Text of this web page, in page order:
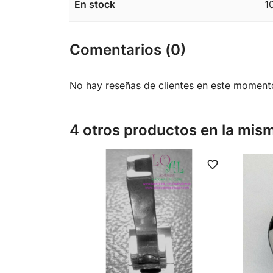
En stock
Comentarios (0)
No hay reseñas de clientes en este
4 otros productos en la
favorite_border